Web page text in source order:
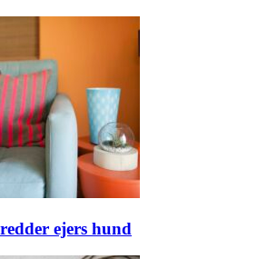
ejers hund